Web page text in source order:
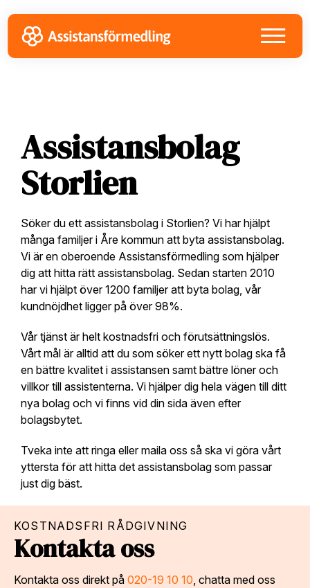
to
primary
navigation
to
main
content
to
footer
Assistansbolag
Storlien
Söker du ett assistansbolag i Storlien? Vi har hjälpt
många familjer i Åre kommun att byta assistansbolag.
Vi är en oberoende Assistansförmedling som hjälper
dig att hitta rätt assistansbolag. Sedan starten 2010
har vi hjälpt över 1200 familjer att byta bolag, vår
kundnöjdhet ligger på över 98%.
Vår tjänst är helt kostnadsfri och förutsättningslös.
Vårt mål är alltid att du som söker ett nytt bolag ska få
en bättre kvalitet i assistansen samt bättre löner och
villkor till assistenterna. Vi hjälper dig hela vägen till ditt
nya bolag och vi finns vid din sida även efter
bolagsbytet.
Tveka inte att ringa eller maila oss så ska vi göra vårt
yttersta för att hitta det assistansbolag som passar
just dig bäst.
KOSTNADSFRI RÅDGIVNING
Kontakta oss
Kontakta oss direkt på 020-19 10 10 , chatta med oss